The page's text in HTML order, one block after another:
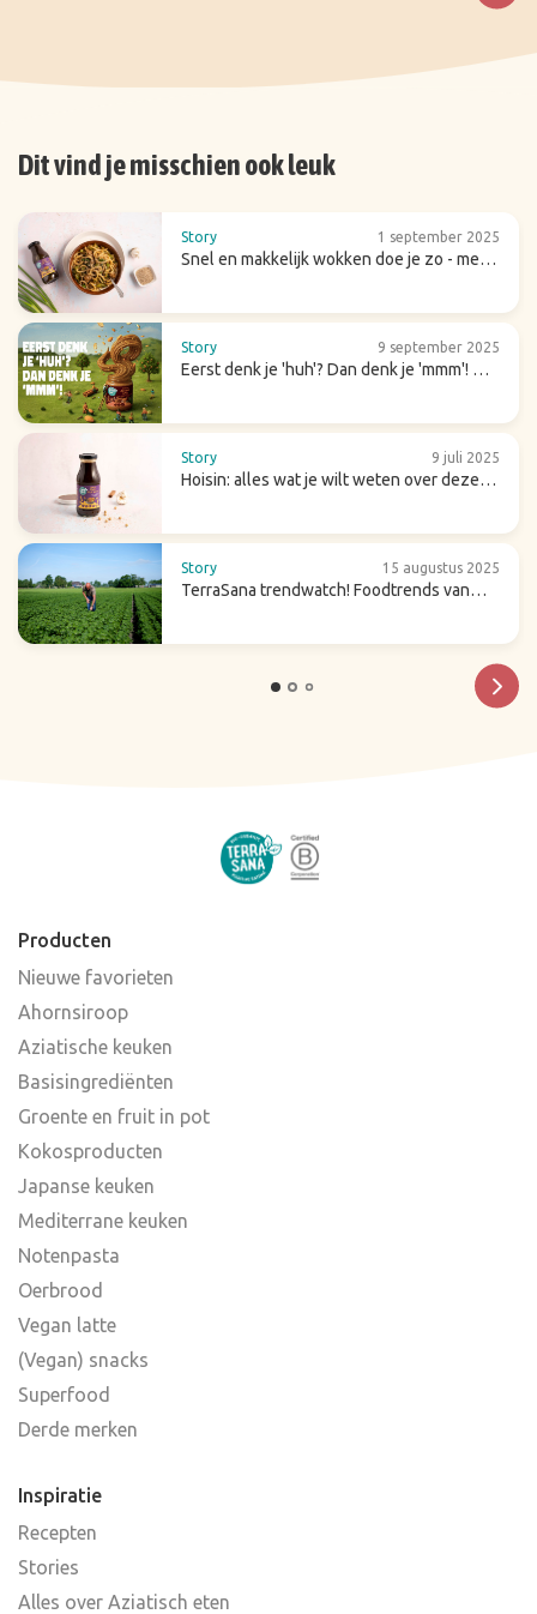
Dit vind je misschien ook leuk
Story 1 september 2025
Snel en makkelijk wokken doe je zo - met
Story 9 september 2025
Eerst denk je 'huh'? Dan denk je 'mmm'! Dit
Story 9 juli 2025
Hoisin: alles wat je wilt weten over deze
Story 15 augustus 2025
TerraSana trendwatch! Foodtrends van
Producten
Nieuwe favorieten
Ahornsiroop
Aziatische keuken
Basisingrediënten
Groente en fruit in pot
Kokosproducten
Japanse keuken
Mediterrane keuken
Notenpasta
Oerbrood
Vegan latte
(Vegan) snacks
Superfood
Derde merken
Inspiratie
Recepten
Stories
Alles over Aziatisch eten